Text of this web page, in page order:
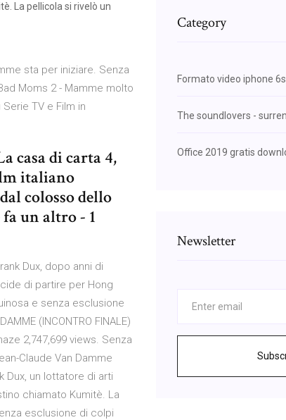
La pellicola si rivelò un
sta per iniziare. Senza
Moms 2 - Mamme molto
TV e Film in
casa di carta 4,
italiano
colosso dello
un altro - 1
Dux, dopo anni di
di partire per Hong
e senza esclusione
(INCONTRO FINALE)
2,747,699 views. Senza
Claude Van Damme
Dux, un lottatore di arti
chiamato Kumitè. La
esclusione di colpi
Category
Formato video iphone 6s
The soundlovers -
Office 2019 gratis
Newsletter